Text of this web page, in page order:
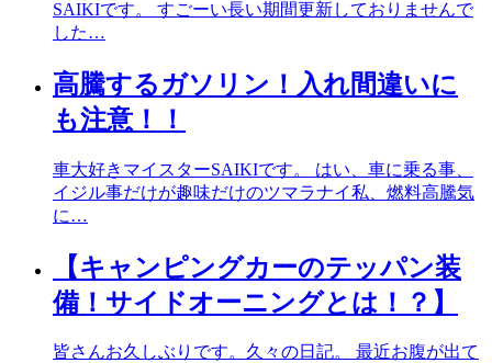
SAIKIです。 すごーい長い期間更新しておりませんで
した…
高騰するガソリン！入れ間違いに
も注意！！
車大好きマイスターSAIKIです。 はい、車に乗る事、
イジル事だけが趣味だけのツマラナイ私、燃料高騰気
に…
【キャンピングカーのテッパン装
備！サイドオーニングとは！？】
皆さんお久しぶりです。久々の日記。 最近お腹が出て